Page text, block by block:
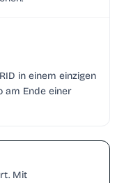
in einem einzigen
am Ende einer
Mit